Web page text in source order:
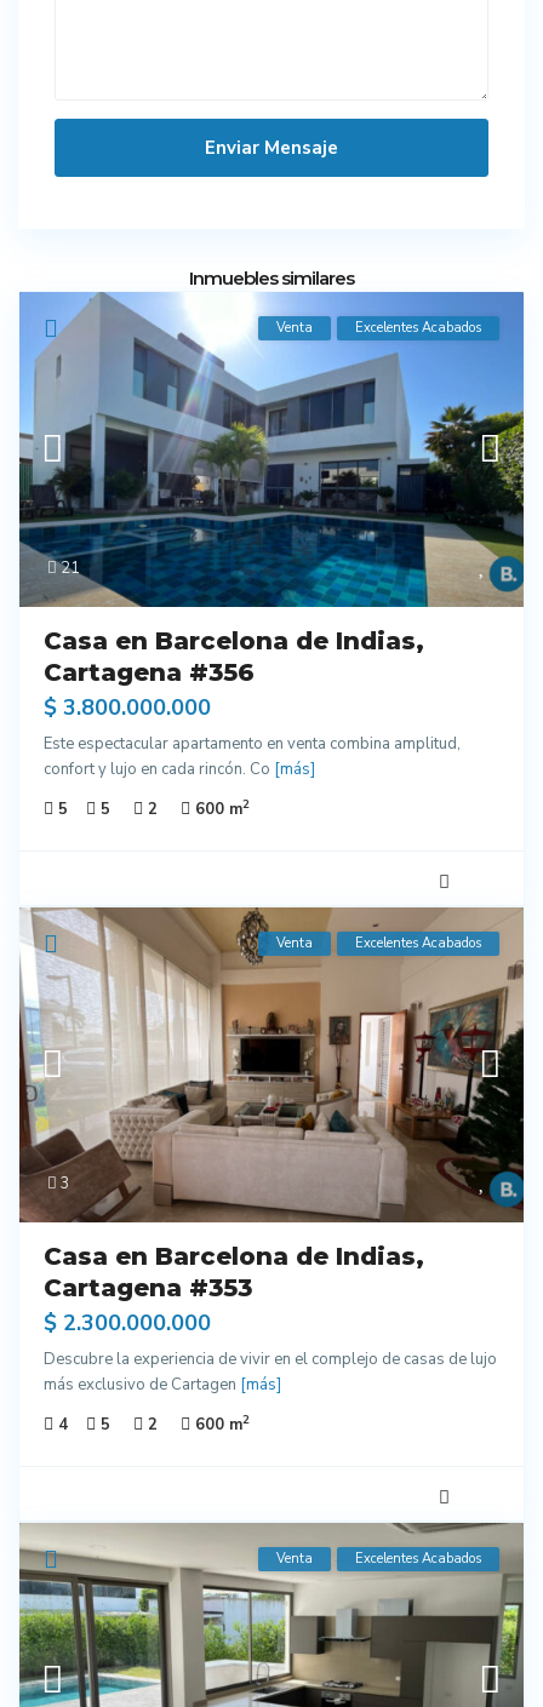
Inmuebles similares
21
Venta Excelentes Acabados
Casa en Barcelona de Indias,
Cartagena #356
$ 3.800.000.000
Este espectacular apartamento en venta combina amplitud,
confort y lujo en cada rincón. Co [más]
5
5 2 600 m2
3
Venta Excelentes Acabados
Casa en Barcelona de Indias,
Cartagena #353
$ 2.300.000.000
Descubre la experiencia de vivir en el complejo de casas de lujo
más exclusivo de Cartagen [más]
4
5 2 600 m2
Venta Excelentes Acabados